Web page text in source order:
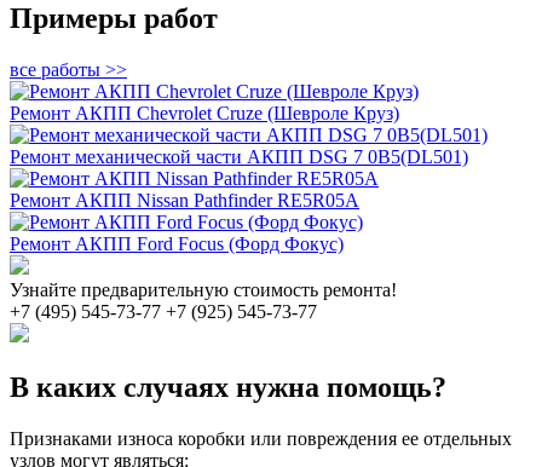
Примеры работ
все работы >>
Ремонт АКПП Chevrolet Cruze (Шевроле Круз)
Ремонт механической части АКПП DSG 7 0B5(DL501)
Ремонт АКПП Nissan Pathfinder RE5R05A
Ремонт АКПП Ford Focus (Форд Фокус)
Узнайте предварительную стоимость ремонта!
+7 (495) 545-73-77 +7 (925) 545-73-77
В каких случаях нужна помощь?
Признаками износа коробки или повреждения ее отдельных
узлов могут являться: